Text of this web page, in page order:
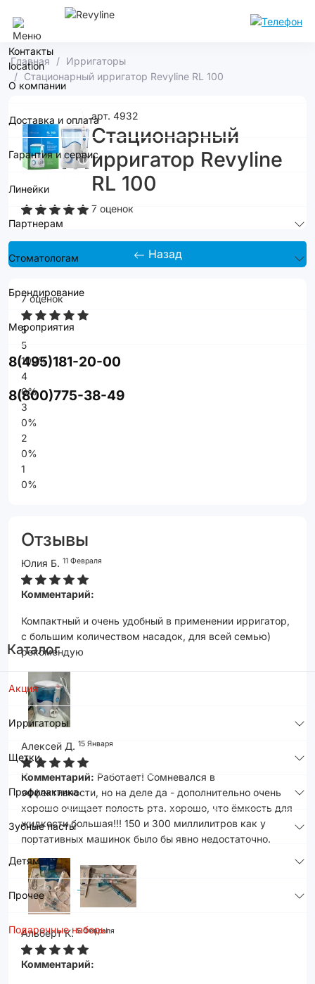
Контакты
О компании
Доставка и оплата
Гарантия и сервис
Линейки
Партнерам
Стоматологам
Брендирование
Мероприятия
8(495)181-20-00
8(800)775-38-49
Каталог
Акция
Ирригаторы
Щетки
Профилактика
Зубные пасты
Детям
Прочее
Подарочные наборы
Главная
Ирригаторы
Стационарный ирригатор Revyline RL 100
арт. 4932
Стационарный
ирригатор Revyline
RL 100
7 оценок
Назад
7 оценок
5
5
100%
4
0%
3
0%
2
0%
1
0%
Отзывы
Юлия Б. 11 Февраля
Комментарий:
Компактный и очень удобный в применении ирригатор,
с большим количеством насадок, для всей семью)
рекомендую
Алексей Д. 15 Января
Комментарий: Работает! Сомневался в
эффективности, но на деле да - дополнительно очень
хорошо очищает полость рта. хорошо, что ёмкость для
жидкости большая!!! 150 и 300 миллилитров как у
портативных машинок было бы явно недостаточно.
Альберт К. 5 Февраля
Комментарий: